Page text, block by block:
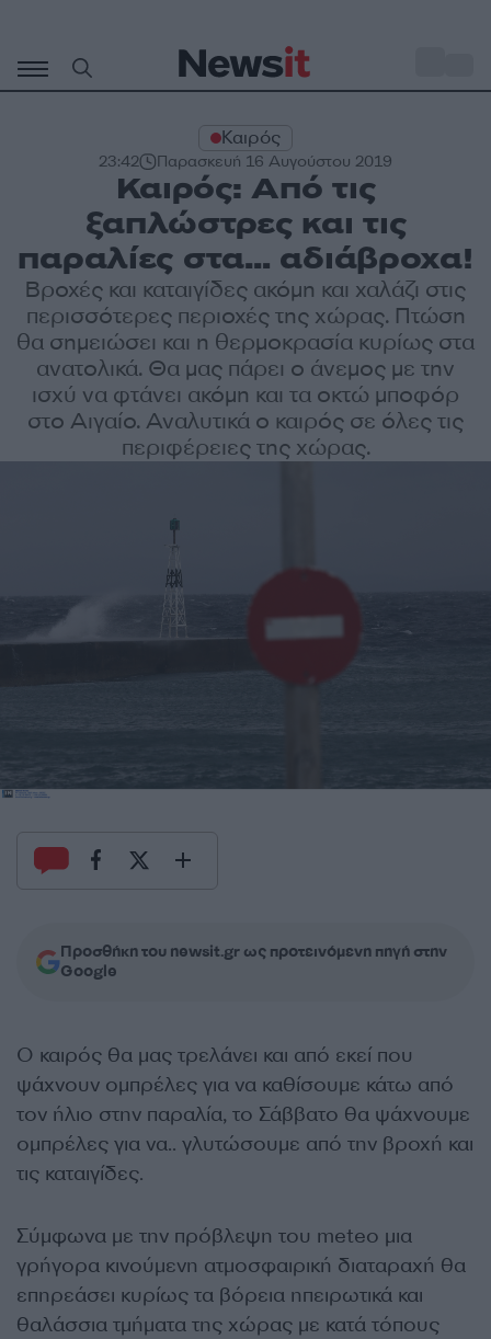
περιεχόμενο
Καιρός
23:42 Παρασκευή 16 Αυγούστου 2019
Καιρός: Από τις
ξαπλώστρες και τις
παραλίες στα… αδιάβροχα!
Βροχές και καταιγίδες ακόμη και χαλάζι στις
περισσότερες περιοχές της χώρας. Πτώση
θα σημειώσει και η θερμοκρασία κυρίως στα
ανατολικά. Θα μας πάρει ο άνεμος με την
ισχύ να φτάνει ακόμη και τα οκτώ μποφόρ
στο Αιγαίο. Αναλυτικά ο καιρός σε όλες τις
περιφέρειες της χώρας.
Προσθήκη του newsit.gr ως προτεινόμενη πηγή στην
Google
Ο καιρός θα μας τρελάνει και από εκεί που
ψάχνουν ομπρέλες για να καθίσουμε κάτω από
τον ήλιο στην παραλία, το Σάββατο θα ψάχνουμε
ομπρέλες για να.. γλυτώσουμε από την βροχή και
τις καταιγίδες.
Σύμφωνα με την πρόβλεψη του meteo μια
γρήγορα κινούμενη ατμοσφαιρική διαταραχή θα
επηρεάσει κυρίως τα βόρεια ηπειρωτικά και
θαλάσσια τμήματα της χώρας με κατά τόπους